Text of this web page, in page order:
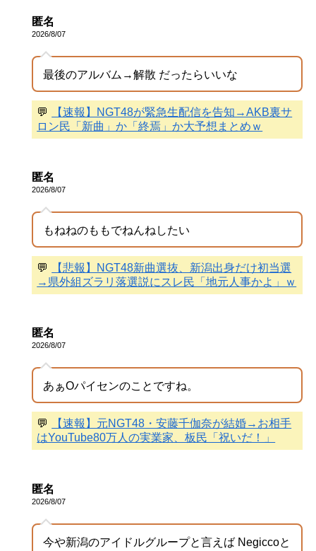
匿名
2026/8/07
最後のアルバム→解散 だったらいいな
💬
【速報】NGT48が緊急生配信を告知→AKB裏サ
ロン民「新曲」か「終焉」か大予想まとめｗ
匿名
2026/8/07
もねねのももでねんねしたい
💬
【悲報】NGT48新曲選抜、新潟出身だけ初当選
→県外組ズラリ落選説にスレ民「地元人事かよ」ｗ
匿名
2026/8/07
あぁOパイセンのことですね。
💬
【速報】元NGT48・安藤千伽奈が結婚→お相手
はYouTube80万人の実業家、板民「祝いだ！」
匿名
2026/8/07
今や新潟のアイドルグループと言えば Negiccoと